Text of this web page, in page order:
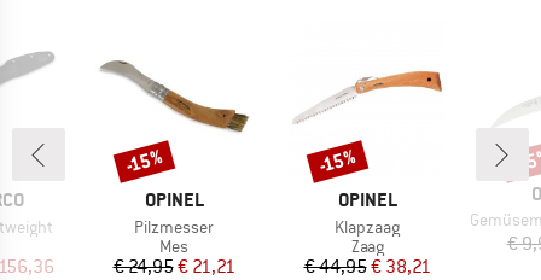
prijs
MERK
OPINEL
Artikel
Pilzmesser
Productgroep
Mes
Prijs
€ 24,95Verlaagde prijs
€ 21,21
Korting
-15%
MERK
OPINEL
Artikel
Klapzaag
Productgroep
Zaag
Prijs
€ 44,95Verlaagde prijs
€ 38,21
Korting
-15%
Artikel
€
-